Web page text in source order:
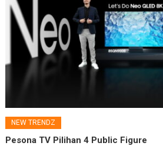
NEW TRENDZ
Pesona TV Pilihan 4 Public Figure